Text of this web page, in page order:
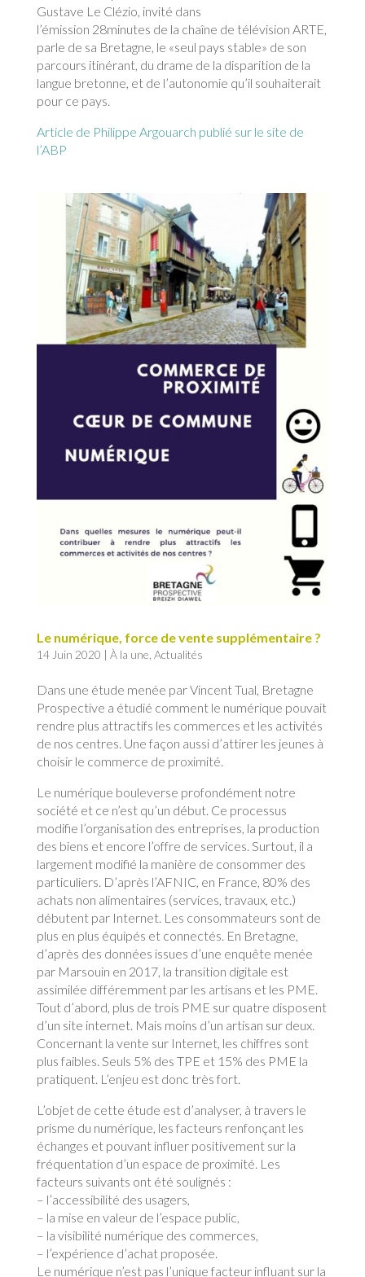
Gustave Le Clézio, invité dans
l’émission 28minutes de la chaîne de télévision ARTE,
parle de sa Bretagne, le «seul pays stable» de son
parcours itinérant, du drame de la disparition de la
langue bretonne, et de l’autonomie qu’il souhaiterait
pour ce pays.
Article de Philippe Argouarch publié sur le site de
l’ABP
Le numérique, force de vente supplémentaire ?
14 Juin 2020 | À la une Actualités
Dans une étude menée par Vincent Tual, Bretagne
Prospective a étudié comment le numérique pouvait
rendre plus attractifs les commerces et les activités
de nos centres. Une façon aussi d’attirer les jeunes à
choisir le commerce de proximité.
Le numérique bouleverse profondément notre
société et ce n’est qu’un début. Ce processus
modifie l’organisation des entreprises, la production
des biens et encore l’offre de services. Surtout, il a
largement modifié la manière de consommer des
particuliers. D’après l’AFNIC, en France, 80% des
achats non alimentaires (services, travaux, etc.)
débutent par Internet. Les consommateurs sont de
plus en plus équipés et connectés. En Bretagne,
d’après des données issues d’une enquête menée
par Marsouin en 2017, la transition digitale est
assimilée différemment par les artisans et les PME.
Tout d’abord, plus de trois PME sur quatre disposent
d’un site internet. Mais moins d’un artisan sur deux.
Concernant la vente sur Internet, les chiffres sont
plus faibles. Seuls 5% des TPE et 15% des PME la
pratiquent. L’enjeu est donc très fort.
L’objet de cette étude est d’analyser, à travers le
prisme du numérique, les facteurs renfonçant les
échanges et pouvant influer positivement sur la
fréquentation d’un espace de proximité. Les
facteurs suivants ont été soulignés :
– l’accessibilité des usagers,
– la mise en valeur de l’espace public,
– la visibilité numérique des commerces,
– l’expérience d’achat proposée.
Le numérique n’est pas l’unique facteur influant sur la